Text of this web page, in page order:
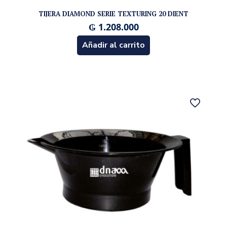
TIJERA DIAMOND SERIE TEXTURING 20 DIENT
₲1.208.000
Añadir al carrito